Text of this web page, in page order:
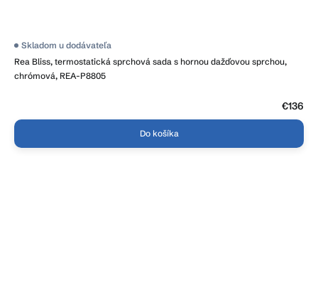
Rea Bliss, termostatická sprchová sada s hornou dažďovou sprchou,
chrómová, REA-P8805
Skladom u dodávateľa
€136
Do košíka